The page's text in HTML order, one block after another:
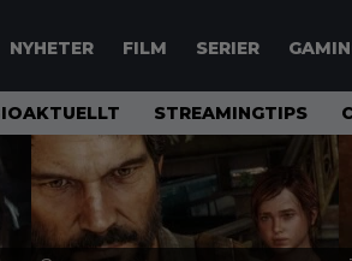
NYHETER FILM SERIER
STREAMINGTIPS